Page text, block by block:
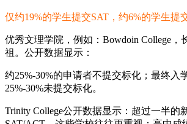
仅约19%的学生提交SAT，约6%的学生提
优秀文理学院，例如：Bowdoin College，
祖。公开数据显示：
约25%-30%的申请者不提交标化；最终入
25%-30%未提交标化。
Trinity College公开数据显示：超过一半的